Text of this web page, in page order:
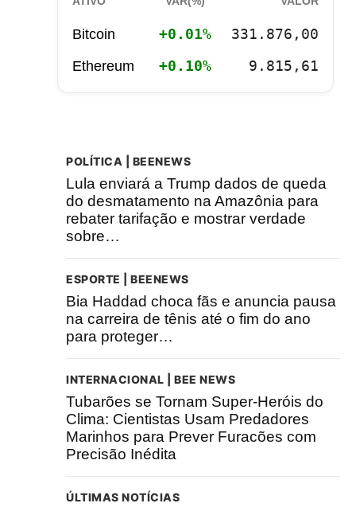
Bitcoin +0.01% 331.876,00
Ethereum +0.10% 9.815,61
POLÍTICA | BEENEWS
Lula enviará a Trump dados de queda
do desmatamento na Amazônia para
rebater tarifação e mostrar verdade
sobre…
ESPORTE | BEENEWS
Bia Haddad choca fãs e anuncia pausa
na carreira de tênis até o fim do ano
para proteger…
INTERNACIONAL | BEE NEWS
Tubarões se Tornam Super-Heróis do
Clima: Cientistas Usam Predadores
Marinhos para Prever Furacões com
Precisão Inédita
ÚLTIMAS NOTÍCIAS